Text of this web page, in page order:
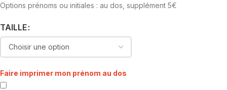
Options prénoms ou initiales : au dos, supplément 5€
TAILLE
Faire imprimer mon prénom au dos